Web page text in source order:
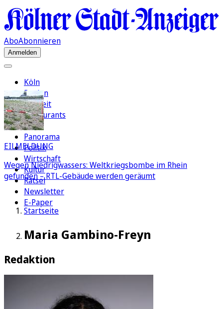
AboAbonnieren
Anmelden
Köln
Region
Freizeit
Restaurants
FC
Panorama
Politik
Wirtschaft
Kultur
Rätsel
Newsletter
E-Paper
EILMELDUNG
Wegen Niedrigwassers: Weltkriegsbombe im Rhein
gefunden – RTL-Gebäude werden geräumt
Startseite
Maria Gambino-Freyn
Redaktion